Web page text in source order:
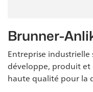
Brunner-
Entreprise
développe, produit et
haute qualité pour la